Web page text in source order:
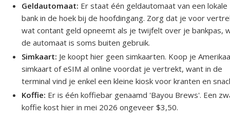
Geldautomaat: Er staat één geldautomaat van een lokale
bank in de hoek bij de hoofdingang. Zorg dat je voor
wat contant geld opneemt als je twijfelt over je bankpas,
de automaat is soms buiten gebruik.
Simkaart: Je koopt hier geen simkaarten. Koop je
simkaart of eSIM al online voordat je vertrekt, want in de
terminal vind je enkel een kleine kiosk voor kranten en
Koffie: Er is één koffiebar genaamd 'Bayou Brews'. Een
koffie kost hier in mei 2026 ongeveer $3,50.